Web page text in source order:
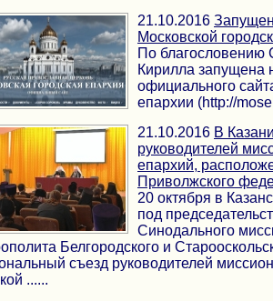
21.10.2016
Московской
По благословению
Кирилла запущена
официального
епархии (http://
21.10.2016 В
руководителей
епархий,
Приволжского
20 октября в
под
Синодального
Белгородского и
съезд руководителей
......